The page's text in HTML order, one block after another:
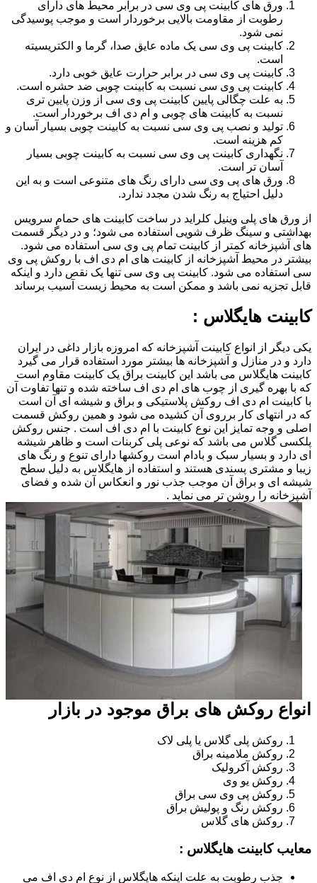
ورق های کابینت پی وی سی در برابر محیط های دارای
رطوبت از مقاومت بالایی برخوردار است و موجب پوسیدگی
نمی شود.
کابینت پی وی سی یک ماده عایق صدا، گرما و الکتریسیته
است.
کابینت پی وی سی در برابر حرارت عایق خوبی دارد.
کابینت پی وی سی نسبت به کابینت چوبی ضد حشره است.
به علت چگالی پایین کابینت پی وی سی از وزن پایین تری
نسبت به کابینت های چوبی و ام دی اف برخوردار است.
تولید و نصب پی وی سی نسبت به کابینت چوبی بسیار آسان و
کم هزینه است.
نگهداری کابینت پی وی سی نسبت به کابینت چوبی بسیار
آسان تر است.
ورق های پی وی سی دارای رنگ های متنوعی است و به این
دلیل احتیاج به رنگ شدن مجدد ندارد.
از ورق های پلی وینیل کلراید در ساخت کابینت های حمام سرویس
بهداشتی و سینگ ظرف شویی استفاده می شود؛ و در دیگر قسمت
های آشپزخانه کمتر از کابینت تمام پی وی سی استفاده می شود.
بیشتر در محیط آشپزخانه از کابینت های ام دی اف با روکش پی وی
سی استفاده می شود. کابینت پی وی سی تنها یک نقص دارد و اینکه
قابل تجزیه نمی باشد و ممکن است به محیط زیست آسیب برساند
کابینت هایگلاس :
یکی دیگر از انواع کابینت آشپزخانه که امروزه بازار داغی در ایران
دارد و در منازل و آشپزخانه ها بیشتر مورد استفاده قرار می گیرد
کابینت هایگلاس می باشد این کابینت براق یک کابینت مقاوم است
که با بهره گیری از چوب های ام دی اف ساخته شده و تنها تفاوت آن
با کابینت ام دی اف روکش پلاستیکی و براق و شیشه ای آن است
که در انتهای کار برروی آن کشیده می شود و همین روکش قسمت
اصلی و وجه تمایز این نوع کابینت با ام دی اف است . جنس روکش
پلکسی گلاس می باشد که نوعی پلی کربنات است و ظاهر شیشه
ای دارد و بسیار سبک و بادام است روکشها دارای تنوع و رنگ های
زیبا و مشتری پسندی هستند و استفاده از هایگلاس به دلیل سطح
شیشه ای و براق آن موجب جذب نور و انعکاس آن شده و فضای
آشپزخانه را روشن تر می نماید .
انواع روکش های براق موجود در بازار
روکش پلی گلاس یا پلی لاک
روکش ملامینه براق
روکش آکرولیک
روکش یو وی
روکش پی وی سی براق
روکش رنگ و پولیش براق
روکش های گلاس
معایب کابینت هایگلاس :
جذب رطوبت به علت اینکه هایگلاس از نوع ام دی اف می